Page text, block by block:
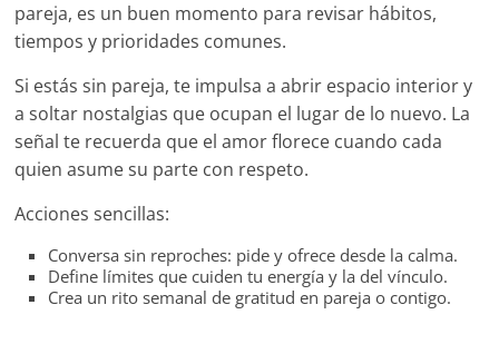
pareja, es un buen momento para revisar hábitos,
tiempos y prioridades comunes.
Si estás sin pareja, te impulsa a abrir espacio interior y
a soltar nostalgias que ocupan el lugar de lo nuevo. La
señal te recuerda que el amor florece cuando cada
quien asume su parte con respeto.
Acciones sencillas:
Conversa sin reproches: pide y ofrece desde la calma.
Define límites que cuiden tu energía y la del vínculo.
Crea un rito semanal de gratitud en pareja o contigo.